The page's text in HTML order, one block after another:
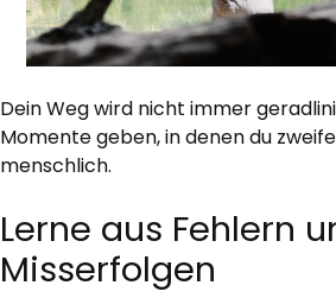
Dein Weg wird nicht immer
Momente geben, in denen du
menschlich.
Lerne aus Fehlern
Misserfolgen